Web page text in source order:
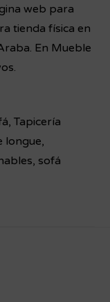
web para
tienda física en
En Mueble
,Tapicería
longue,
, sofá